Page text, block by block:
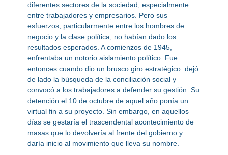
diferentes sectores de la sociedad, especialmente
entre trabajadores y empresarios. Pero sus
esfuerzos, particularmente entre los hombres de
negocio y la clase política, no habían dado los
resultados esperados. A comienzos de 1945,
enfrentaba un notorio aislamiento político. Fue
entonces cuando dio un brusco giro estratégico: dejó
de lado la búsqueda de la conciliación social y
convocó a los trabajadores a defender su gestión. Su
detención el 10 de octubre de aquel año ponía un
virtual fin a su proyecto. Sin embargo, en aquellos
días se gestaría el trascendental acontecimiento de
masas que lo devolvería al frente del gobierno y
daría inicio al movimiento que lleva su nombre.